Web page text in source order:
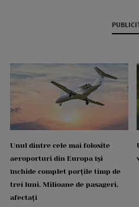
Unul dintre cele mai folosite
aeroporturi din Europa își
închide complet porțile timp de
trei luni. Milioane de pasageri,
afectați